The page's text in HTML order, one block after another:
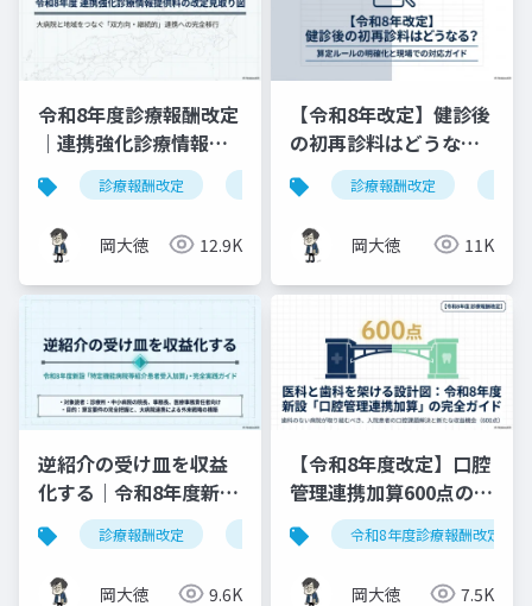
令和8年度診療報酬改定
｜連携強化診療情報提
供料の見直しを図解で
解説
診療報酬改定 連携強化診療情報提供料 令和8年度
岡大徳 12.9K
【令和8年改定】健診後
の初再診料はどうな
る？算定ルールの明確
化と現場での対応ガイ
ド
診療報酬改定
岡大徳 11K
逆紹介の受け皿を収益
化する｜令和8年度新設
「特定機能病院等紹介
患者受入加算」完全実
践ガイド
診療報酬改定 特定機能病院等紹介患者受入加算
岡大徳 9.6K
【令和8年度改定】口腔
管理連携加算600点の算
定要件・施設基準まと
め
令和8年度診療報酬改定
岡大徳 7.5K